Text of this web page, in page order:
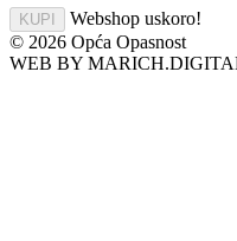
KUPI
Webshop uskoro!
© 2026 Opća Opasnost
WEB BY